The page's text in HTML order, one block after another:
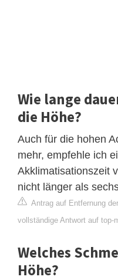
Wie lange
die Höhe?
Auch für die hohen
mehr, empfehle ich
Akklimatisationszeit
nicht länger als
Antrag auf Entfernung
vollständige Antwort auf top-
Welches
Höhe?